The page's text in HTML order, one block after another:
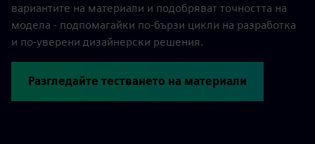
вариантите на материали и подобряват точността на
модела - подпомагайки по-бързи цикли на разработка
и по-уверени дизайнерски решения.
Разгледайте тестването на материали